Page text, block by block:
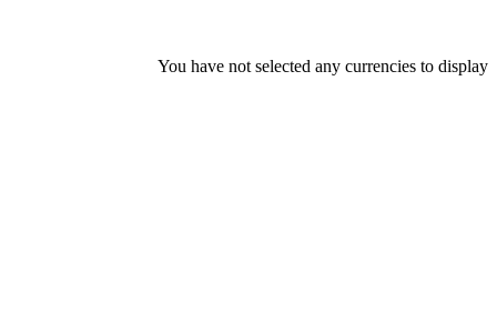
You have not selected any currencies to display